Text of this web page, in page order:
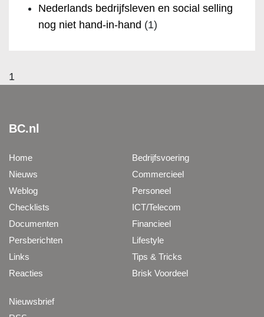
Nederlands bedrijfsleven en social selling
nog niet hand-in-hand (1)
1
BC.nl
Home
Nieuws
Weblog
Checklists
Documenten
Persberichten
Links
Reacties
Bedrijfsvoering
Commercieel
Personeel
ICT/Telecom
Financieel
Lifestyle
Tips & Tricks
Brisk Voordeel
Nieuwsbrief